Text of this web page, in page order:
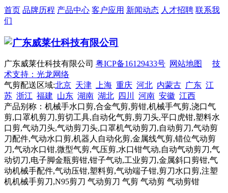
首页 品牌历程 产品中心 客户应用 新闻动态 人才招聘 联系我
们
广东威莱仕科技有限公司 粤ICP备16129433号 网站地图
技
术支持：光龙网络
气剪配送区域:北京 天津 上海 重庆 河北 内蒙古 广东 江
苏 浙江 福建 山东 湖南 湖北 四川 河南 安徽 江西
产品别称：机械手水口剪,合金气剪,剪钳,机械手气剪,浇口气
剪,口罩机剪刀,剪切工具,自动化气剪,剪刀头,平口虎钳,塑料水
口剪,气动刀头,气动剪刀头,口罩机气动剪刀,自动剪刀,气动剪
刀配件,气动水口剪,机器人自动化剪,金属线气剪,错位气动剪
刀,气动水口钳,微型气剪,气压剪,水口钳气动,自动气动剪刀,气
动切刀,电子脚金瓶剪钳,钳子气动,工业剪刀,金属斜口剪钳,气
动机械手配件,气动压钳,塑料剪,气动端子钳,剪刀水口剪,注塑
机机械手剪刀,N95剪刀 气动剪刀 气剪 气动剪 气动剪钳